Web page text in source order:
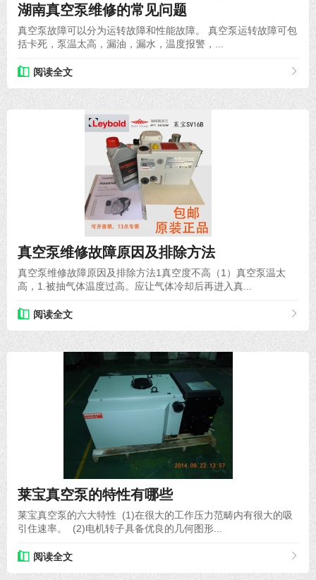
湖南真空泵维修的常见问题
真空泵故障可以分为运转故障和性能故障。 真空泵运转故障可包
括卡死，泵温太高，漏油，漏水，温度报警，...
阅读全文
真空泵维修故障原因及排除方法
真空泵维修故障原因及排除方法1真空度不高（1）真空泵温太
高，1.被抽气体温度过高。应让气体冷却后再进入真...
阅读全文
莱宝真空泵的特性有哪些
莱宝真空泵的六大特性 (1)在很大的工作压力范畴内有很大的吸
引住速率。 (2)电机转子具备优良的几何图形...
阅读全文